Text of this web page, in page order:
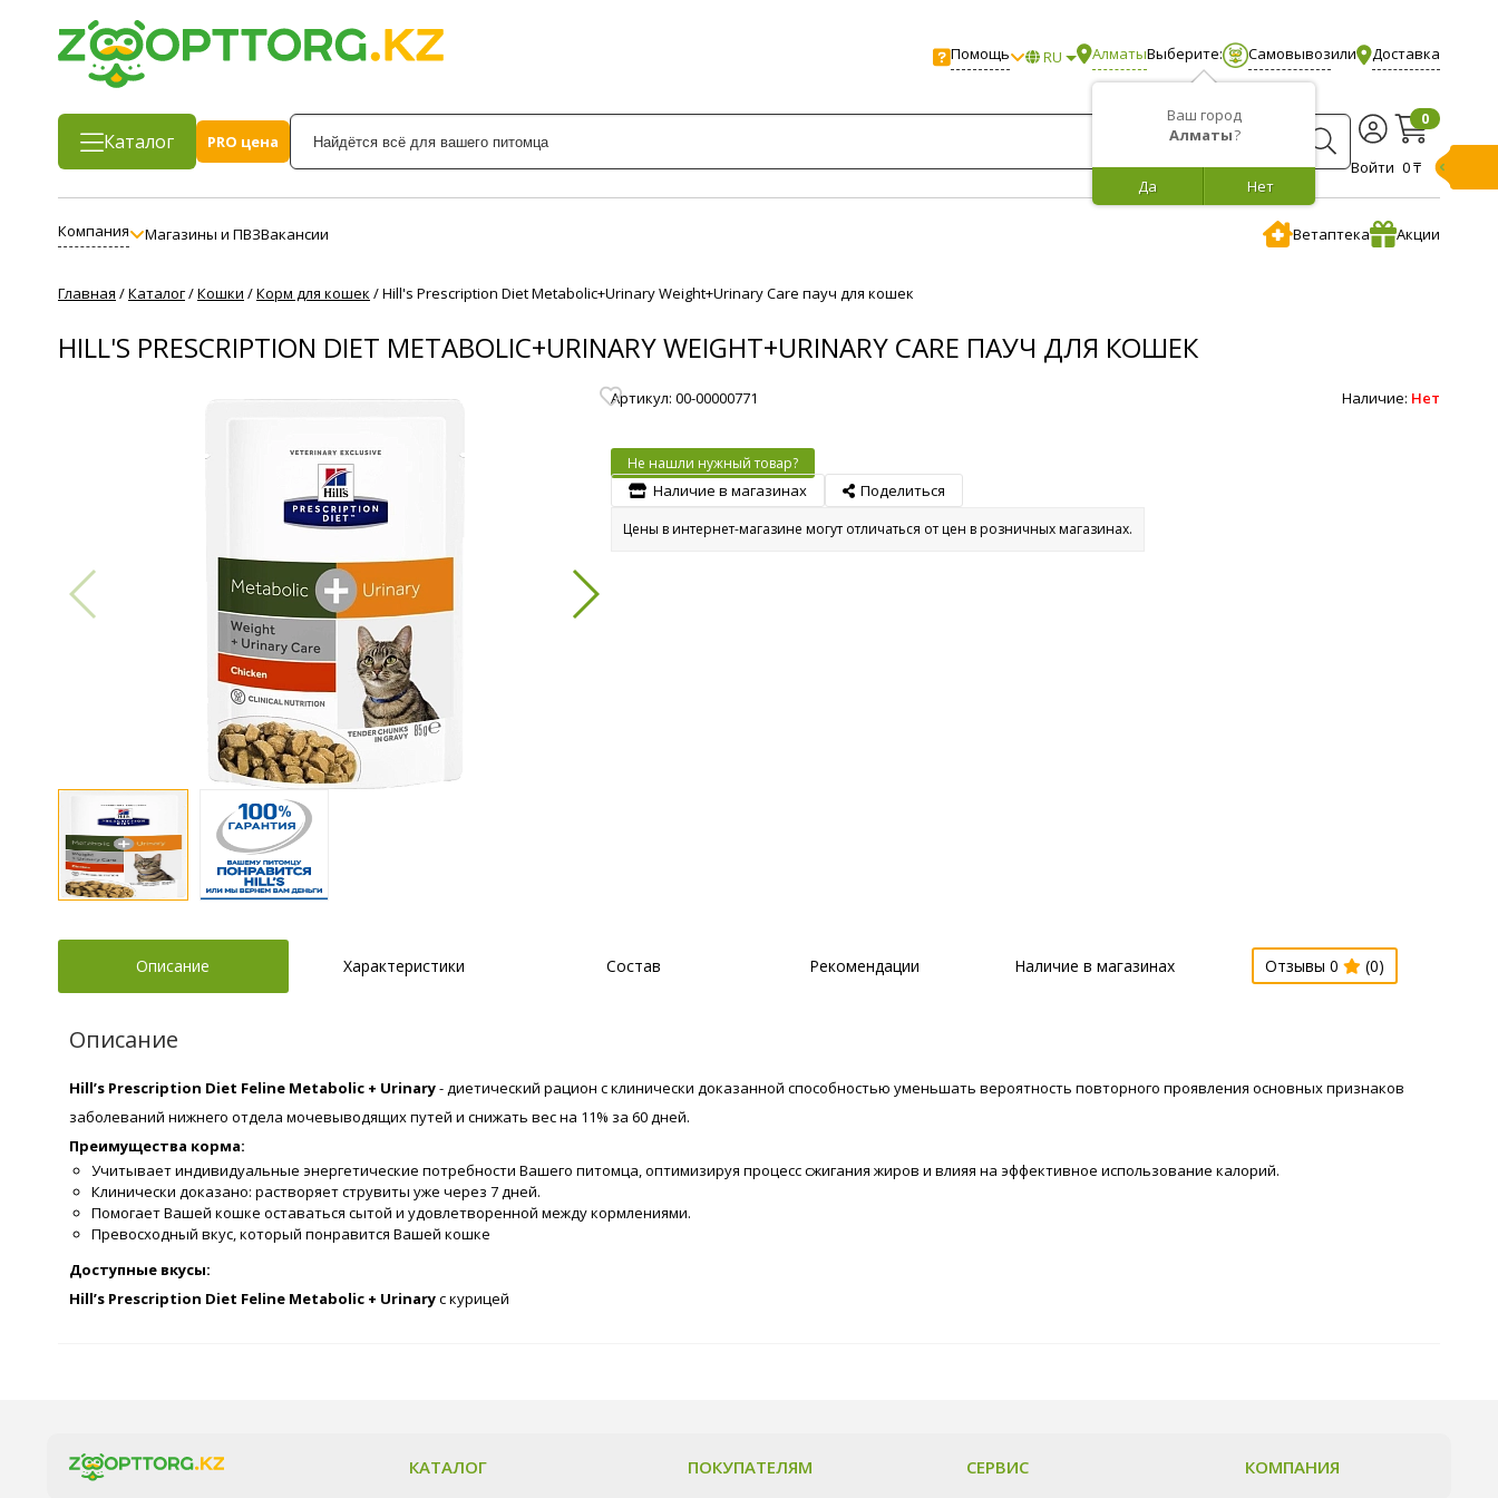
Помощь RU Алматы
Ваш город
Алматы?
Нет
Да
Выберите: Самовывозили Доставка
Каталог
PRO цена
Войти
0
0 ₸
Компания Магазины и ПВЗВакансии Ветаптека Акции
Главная /Каталог/Кошки /Корм для кошек /Hill's Prescription Diet Metabolic+Urinary Weight+Urinary Care пауч для кошек
HILL'S PRESCRIPTION DIET METABOLIC+URINARY WEIGHT+URINARY CARE ПАУЧ ДЛЯ КОШЕК
Артикул: 00-00000771 Наличие: Нет
Не нашли нужный товар?
Наличие в магазинах Поделиться
Цены в интернет-магазине могут отличаться от цен в розничных магазинах.
Описание Характеристики Состав Рекомендации Наличие в магазинах Отзывы 0 (0)
Описание
Hill’s Prescription Diet Feline Metabolic + Urinary- диетический рацион с клинически доказанной способностью уменьшать вероятность повторного проявления основных признаков
заболеваний нижнего отдела мочевыводящих путей и снижать вес на 11% за 60 дней.
Преимущества корма:
Учитывает индивидуальные энергетические потребности Вашего питомца, оптимизируя процесс сжигания жиров и влияя на эффективное использование калорий.
Клинически доказано: растворяет струвиты уже через 7 дней.
Помогает Вашей кошке оставаться сытой и удовлетворенной между кормлениями.
Превосходный вкус, который понравится Вашей кошке
Доступные вкусы:
Hill’s Prescription Diet Feline Metabolic + Urinaryс курицей
КАТАЛОГ ПОКУПАТЕЛЯМ СЕРВИС КОМПАНИЯ